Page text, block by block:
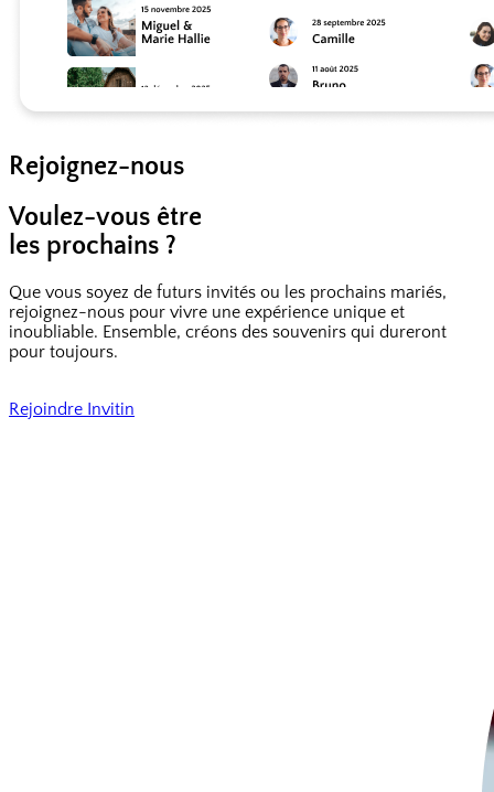
Rejoignez-nous
Voulez-vous être
les prochains ?
Que vous soyez de futurs invités ou les prochains mariés,
rejoignez-nous pour vivre une expérience unique et
inoubliable. Ensemble, créons des souvenirs qui dureront
pour toujours.
Rejoindre Invitin